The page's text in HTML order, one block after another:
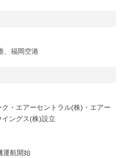
、福岡空港
・エアーセントラル(株)・エアー
ングス(株)設立
運航開始